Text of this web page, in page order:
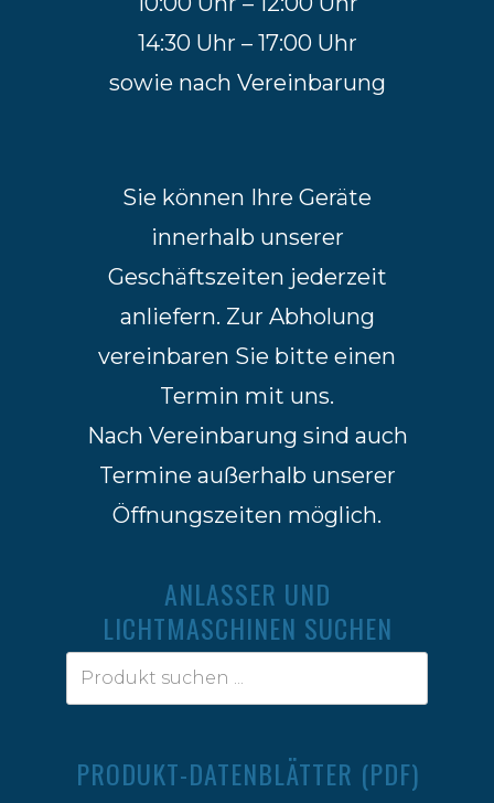
14:30 Uhr – 17:00 Uhr
sowie nach Vereinbarung
Sie können Ihre Geräte
innerhalb unserer
Geschäftszeiten jederzeit
anliefern. Zur Abholung
vereinbaren Sie bitte einen
Termin mit uns.
Nach Vereinbarung sind auch
Termine außerhalb unserer
Öffnungszeiten möglich.
ANLASSER UND
LICHTMASCHINEN SUCHEN
PRODUKT-DATENBLÄTTER (PDF)